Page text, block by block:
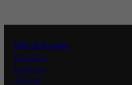
Hilfe & Kontakt
Bestellung
Lieferung
Zahlung